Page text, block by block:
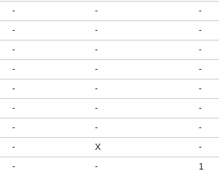
- -
-
- -
-
- -
-
- -
-
- -
-
- -
-
- -
-
- X
-
- -
1